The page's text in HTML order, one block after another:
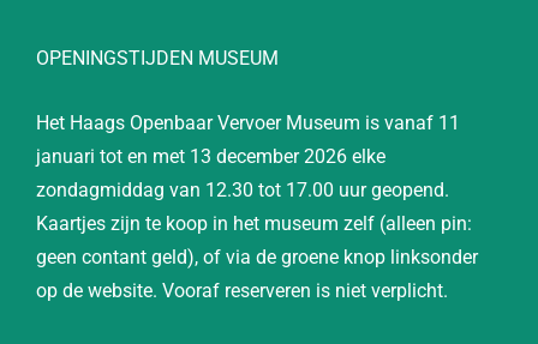
OPENINGSTIJDEN MUSEUM
Het Haags Openbaar Vervoer Museum is vanaf 11
januari tot en met 13 december 2026 elke
zondagmiddag van 12.30 tot 17.00 uur geopend.
Kaartjes zijn te koop in het museum zelf (alleen pin:
geen contant geld), of via de groene knop linksonder
op de website. Vooraf reserveren is niet verplicht.